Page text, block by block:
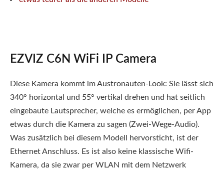
EZVIZ C6N WiFi IP Camera
Diese Kamera kommt im Austronauten-Look: Sie lässt sich
340° horizontal und 55° vertikal drehen und hat seitlich
eingebaute Lautsprecher, welche es ermöglichen, per App
etwas durch die Kamera zu sagen (Zwei-Wege-Audio).
Was zusätzlich bei diesem Modell hervorsticht, ist der
Ethernet Anschluss. Es ist also keine klassische Wifi-
Kamera, da sie zwar per WLAN mit dem Netzwerk